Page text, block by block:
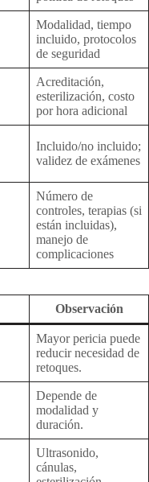
Modalidad, tiempo
incluido, protocolos
de seguridad
Acreditación,
esterilización, costo
por hora adicional
Incluido/no incluido;
validez de exámenes
Número de
controles, terapias (si
están incluidas),
manejo de
complicaciones
Observación
Mayor pericia puede
reducir necesidad de
retoques.
Depende de
modalidad y
duración.
Ultrasonido,
cánulas,